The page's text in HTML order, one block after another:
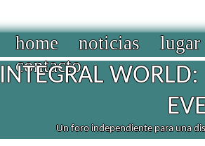
home noticias
lugar
contacto
INTEGRAL WORLD:
Un foro independiente para una